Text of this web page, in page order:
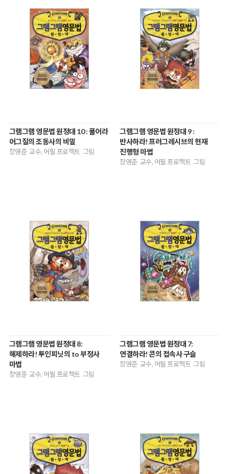
그램그램 영문법 원정대 10 : 풀어라
어그질의 조동사의 비밀
장영준 교수, 어필 프로젝트 그림
그램그램 영문법 원정대 9 :
반사하라! 프러그레시브의 현재
진행형 마법
장영준 교수, 어필 프로젝트 그림
그램그램 영문법 원정대 8:
해제하라! 투인피닛의 to 부정사
마법
장영준 교수, 어필 프로젝트 그림
그램그램 영문법 원정대 7:
연결하라! 콘의 접속사 구슬
장영준 교수, 어필 프로젝트 그림